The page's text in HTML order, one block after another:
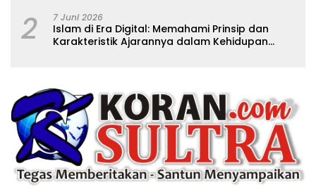
2 7 Juni 2026
Islam di Era Digital: Memahami Prinsip dan
Karakteristik Ajarannya dalam Kehidupan